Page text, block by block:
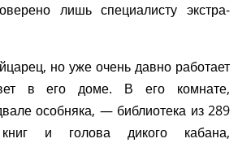
лишь специалисту экстра-
но уже очень давно работает
в его доме. В его комнате,
особняка, — библиотека из 289
и голова дикого кабана,